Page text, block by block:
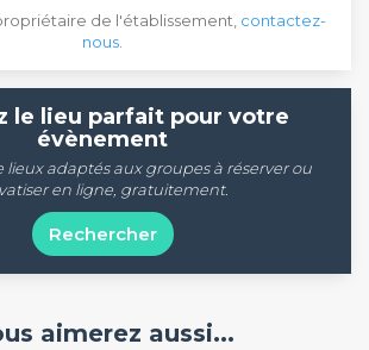
de l'établissement, contactez-
nous
le lieu parfait pour votre
évènement
lieux adaptés aux groupes à réserver ou
en ligne, gratuitement.
Rechercher
aimerez aussi...